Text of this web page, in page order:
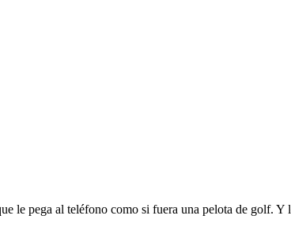
le pega al teléfono como si fuera una pelota de golf.